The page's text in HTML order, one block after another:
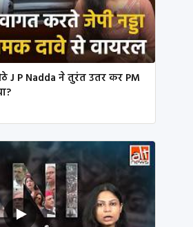
J P Nadda ने तुरंत उतर कर PM